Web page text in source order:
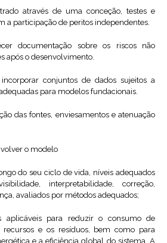
através de uma conceção, testes e
a participação de peritos independentes.
documentação sobre os riscos não
após o desenvolvimento.
conjuntos de dados sujeitos a
para modelos fundacionais.
das fontes, enviesamentos e atenuação
o modelo
do seu ciclo de vida, níveis adequados
interpretabilidade, correção,
avaliados por métodos adequados;
aplicáveis para reduzir o consumo de
e os resíduos, bem como para
e a eficiência global do sistema. A